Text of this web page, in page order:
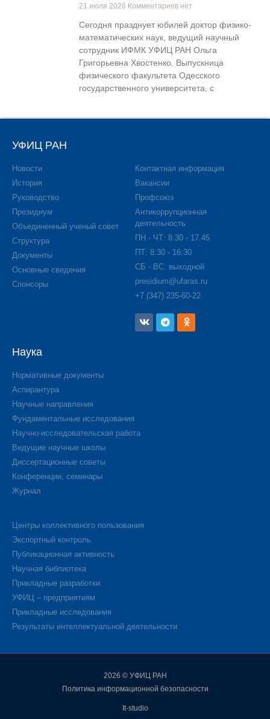
21 июля 2026 Комментариев нет
Сегодня празднует юбилей доктор физико-
математических наук, ведущий научный
сотрудник ИФМК УФИЦ РАН Ольга
Григорьевна Хвостенко. Выпускница
физического факультета Одесского
государственного университета, с
УФИЦ РАН
Новости
История
Руководство
Президиум
Объединенный ученый совет
Структура
Документы
Основные сведения
Спонсоры
Контактная информация
Вакансии
Профсоюз
Антикоррупционная
деятельность
ПН - ЧТ: 8.30 - 17.45
ПТ: 8:30 - 16:30
СБ - ВС: выходной
presidium@ufaras.ru
+7 (347) 235-60-22
Наука
Нормативные документы
Аспирантура
Научные направления
Фундаментальные исследования
Научно-исследовательская работа
Ведущие научные школы
Диссертационные советы
Конференции, семинары
Журнал
Центры коллективного пользования
Экспортный контроль
Публикационная активность
Научная библиотека
Прикладные разработки
УФИЦ – предприятиям
Прикладные исследования
Результаты интеллектуальной деятельности
2026 © УФИЦ РАН
Политика информационной безопасности
It-studio